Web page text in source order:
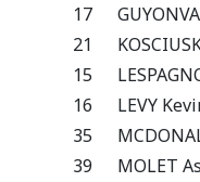
17
21
15
16
LEVY
35
39
MOLET